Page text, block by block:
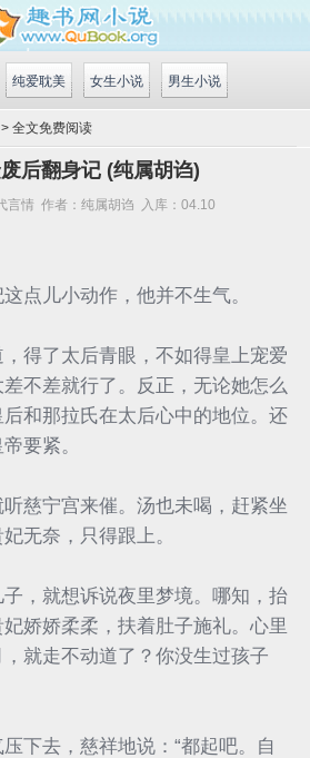
男生小说
女生小说
纯爱耽美
全文免费阅读
后翻身记 (纯属胡诌)
言情 作者：纯属胡诌 入库：04.10
点儿小动作，他并不生气。
得了太后青眼，不如得皇上宠爱
不差就行了。反正，无论她怎么
和那拉氏在太后心中的地位。还
要紧。
慈宁宫来催。汤也未喝，赶紧坐
无奈，只得跟上。
，就想诉说夜里梦境。哪知，抬
娇娇柔柔，扶着肚子施礼。心里
就走不动道了？你没生过孩子
下去，慈祥地说：“都起吧。自